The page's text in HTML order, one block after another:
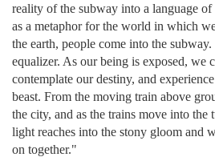
reality of the subway into a language
as a metaphor for the world in which
the earth, people come into the subway.
equalizer. As our being is exposed, we
contemplate our destiny, and
beast. From the moving train above
the city, and as the trains move into the
light reaches into the stony gloom and
on together."